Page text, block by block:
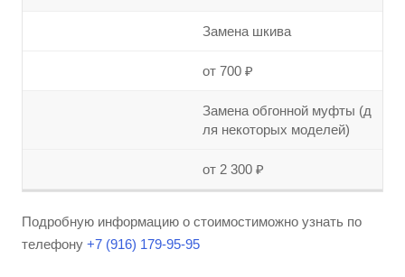
Замена шкива
от 700 ₽
Замена обгонной муфты (д
ля некоторых моделей)
от 2 300 ₽
Подробную информацию о стоимостиможно узнать по
телефону +7 (916) 179-95-95